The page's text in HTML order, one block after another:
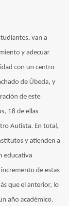
van a
y adecuar
con un centro
de Úbeda, y
de este
18 de ellas
Autista. En total,
y atienden a
educativa
incremento de estas
que el anterior, lo
año académico.